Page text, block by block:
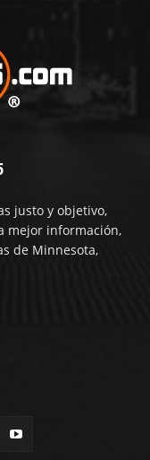
justo y objetivo,
mejor información,
de Minnesota,